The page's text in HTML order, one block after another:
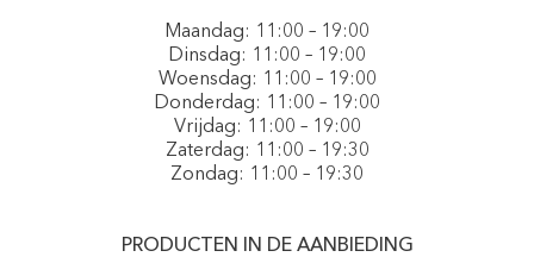
Maandag: 11:00 – 19:00
Dinsdag: 11:00 – 19:00
Woensdag: 11:00 – 19:00
Donderdag: 11:00 – 19:00
Vrijdag: 11:00 – 19:00
Zaterdag: 11:00 – 19:30
Zondag: 11:00 – 19:30
PRODUCTEN IN DE AANBIEDING